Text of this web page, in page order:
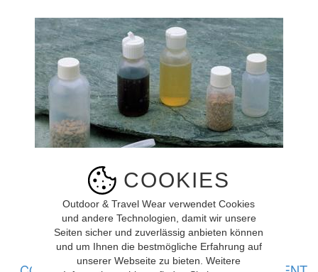
COOKIES
Outdoor & Travel Wear verwendet Cookies
und andere Technologien, damit wir unsere
Seiten sicher und zuverlässig anbieten können
und um Ihnen die bestmögliche Erfahrung auf
unserer Webseite zu bieten. Weitere
Bild vergrössern